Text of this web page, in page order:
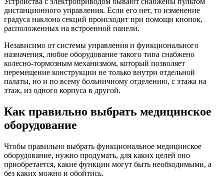
дистанционного управления. Если его нет, то изменение
градуса наклона секций происходит при помощи кнопок,
расположенных на встроенной панели.
Независимо от системы управления и функционального
назначения, любое оборудование такого типа снабжено
колесно-тормозным механизмом, который позволяет
перемещение конструкции не только внутри отдельной
палаты, но и по всему больничному отделению, с этажа на
этаж, из одного корпуса в другой.
Как правильно выбрать медицинское
оборудование
Чтобы правильно выбрать функциональное медицинское
оборудование, нужно продумать, для каких целей оно
приобретается, какие функции могут быть необходимыми, а
без каких можно и обойтись.